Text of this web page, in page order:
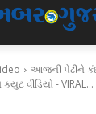
આજની પેઢીને
વીડિયો - VIRAL...